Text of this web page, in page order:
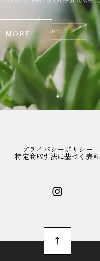
MORE
プライバシーポリシー
特定商取引法に基づく表記